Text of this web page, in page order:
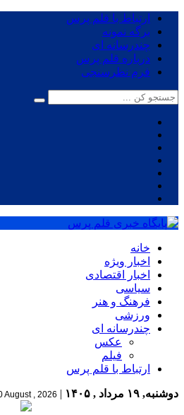
ارتباط با قلم پرس
برگه نمونه
چندرسانه ای
درباره قلم پرس
فرم نظرسنجی
خانه
اخبار ویژه
اخبار اقتصادی
سیاسی
فرهنگ و هنر
ورزشی
چندرسانه ای
عکس
فیلم
ارتباط با قلم پرس
دوشنبه, ۱۹ مرداد , ۱۴۰۵ |
August , 2026